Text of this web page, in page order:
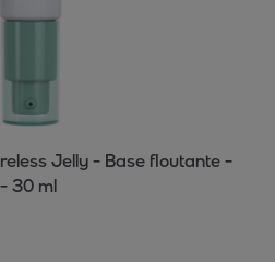
Jelly - Base floutante -
30 ml